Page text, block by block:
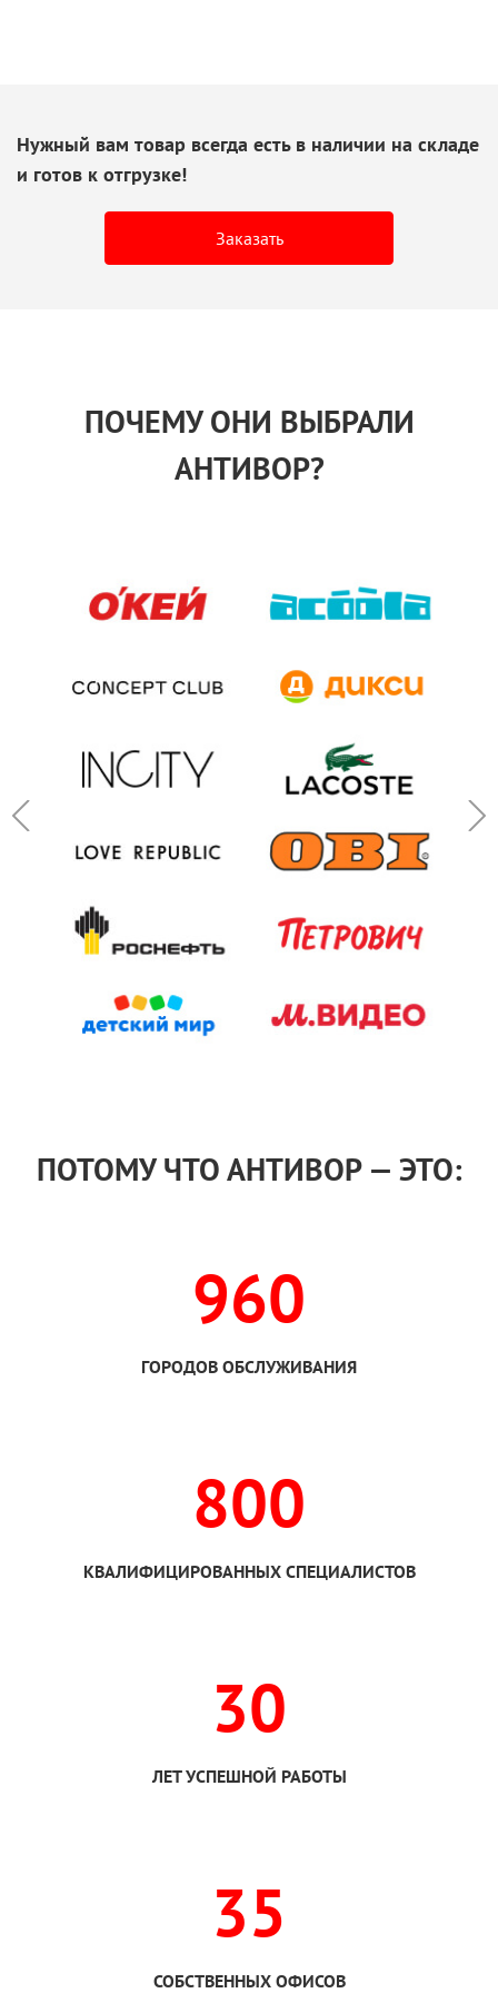
Нужный вам товар всегда есть в наличии на складе
и готов к отгрузке!
Заказать
ПОЧЕМУ ОНИ ВЫБРАЛИ
АНТИВОР?
ПОТОМУ ЧТО АНТИВОР — ЭТО:
960
ГОРОДОВ ОБСЛУЖИВАНИЯ
800
КВАЛИФИЦИРОВАННЫХ СПЕЦИАЛИСТОВ
30
ЛЕТ УСПЕШНОЙ РАБОТЫ
35
СОБСТВЕННЫХ ОФИСОВ